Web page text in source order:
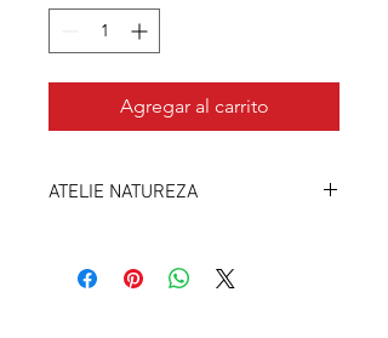
Agregar al carrito
ATELIE NATUREZA
Aquí encontraras, el hilo ATELIE
NATURALEZA, recetas y patrones.